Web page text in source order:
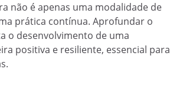
não é apenas uma modalidade de
prática contínua. Aprofundar o
o desenvolvimento de uma
positiva e resiliente, essencial para